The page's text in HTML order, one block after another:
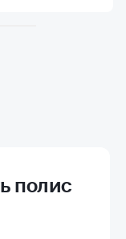
полис